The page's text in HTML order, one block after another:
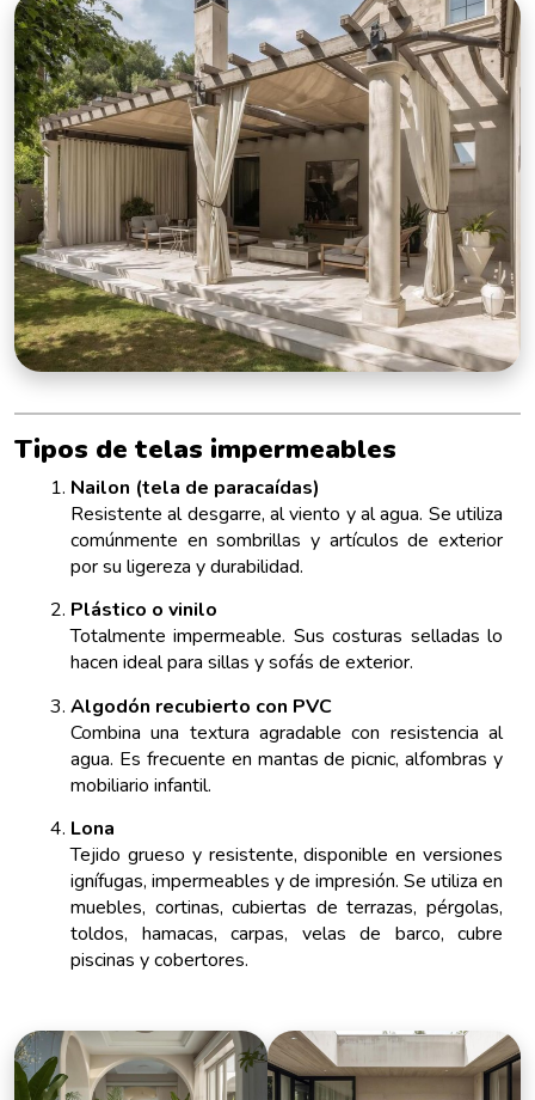
Tipos de telas impermeables
Nailon (tela de paracaídas)
Resistente al desgarre, al viento y al agua. Se utiliza
comúnmente en sombrillas y artículos de exterior
por su ligereza y durabilidad.
Plástico o vinilo
Totalmente impermeable. Sus costuras selladas lo
hacen ideal para sillas y sofás de exterior.
Algodón recubierto con PVC
Combina una textura agradable con resistencia al
agua. Es frecuente en mantas de picnic, alfombras y
mobiliario infantil.
Lona
Tejido grueso y resistente, disponible en versiones
ignífugas, impermeables y de impresión. Se utiliza en
muebles, cortinas, cubiertas de terrazas, pérgolas,
toldos, hamacas, carpas, velas de barco, cubre
piscinas y cobertores.